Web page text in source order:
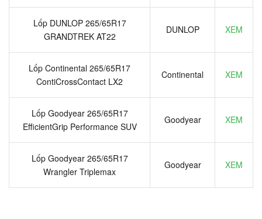
Lốp DUNLOP 265/65R17
GRANDTREK AT22
DUNLOP XEM
Lốp Continental 265/65R17
ContiCrossContact LX2
Continental XEM
Lốp Goodyear 265/65R17
EfficientGrip Performance SUV
Goodyear XEM
Lốp Goodyear 265/65R17
Wrangler Triplemax
Goodyear XEM